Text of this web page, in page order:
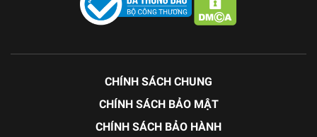
CHÍNH SÁCH CHUNG
CHÍNH SÁCH BẢO MẬT
CHÍNH SÁCH BẢO HÀNH